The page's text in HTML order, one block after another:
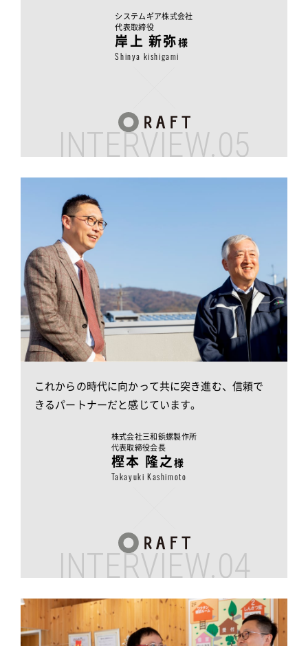
システムギア株式会社
代表取締役
岸上 新弥様
Shinya kishigami
INTERVIEW.05
これからの時代に向かって共に突き進む、 信頼で
きるパートナーだと感じています。
株式会社三和鋲螺製作所
代表取締役会長
樫本 隆之様
Takayuki Kashimoto
INTERVIEW.04